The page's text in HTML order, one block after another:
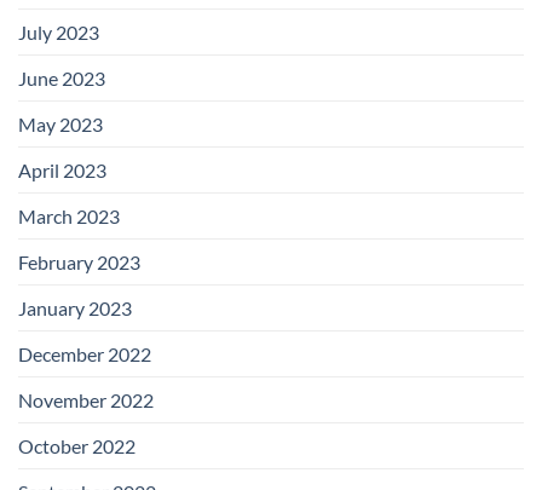
July 2023
June 2023
May 2023
April 2023
March 2023
February 2023
January 2023
December 2022
November 2022
October 2022